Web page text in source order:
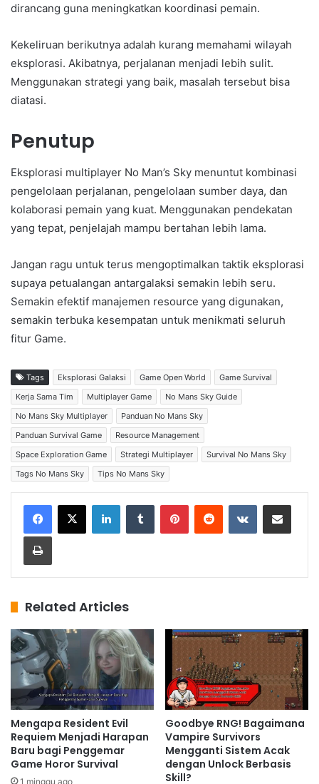
dirancang guna meningkatkan koordinasi pemain.
Kekeliruan berikutnya adalah kurang memahami wilayah
eksplorasi. Akibatnya, perjalanan menjadi lebih sulit.
Menggunakan strategi yang baik, masalah tersebut bisa
diatasi.
Penutup
Eksplorasi multiplayer No Man’s Sky menuntut kombinasi
pengelolaan perjalanan, pengelolaan sumber daya, dan
kolaborasi pemain yang kuat. Menggunakan pendekatan
yang tepat, penjelajah mampu bertahan lebih lama.
Jangan ragu untuk terus mengoptimalkan taktik eksplorasi
supaya petualangan antargalaksi semakin lebih seru.
Semakin efektif manajemen resource yang digunakan,
semakin terbuka kesempatan untuk menikmati seluruh
fitur Game.
Tags Eksplorasi Galaksi Game Open World
Game Survival
Kerja Sama Tim
Multiplayer Game
No Mans Sky Guide
No Mans Sky Multiplayer
Panduan No Mans Sky
Panduan Survival Game
Resource Management
Space Exploration Game
Strategi Multiplayer
Survival No Mans Sky
Tags No Mans Sky
Tips No Mans Sky
Related Articles
Mengapa Resident Evil
Requiem Menjadi Harapan
Baru bagi Penggemar
Game Horor Survival
1 minggu ago
Goodbye RNG! Bagaimana
Vampire Survivors
Mengganti Sistem Acak
dengan Unlock Berbasis
Skill?